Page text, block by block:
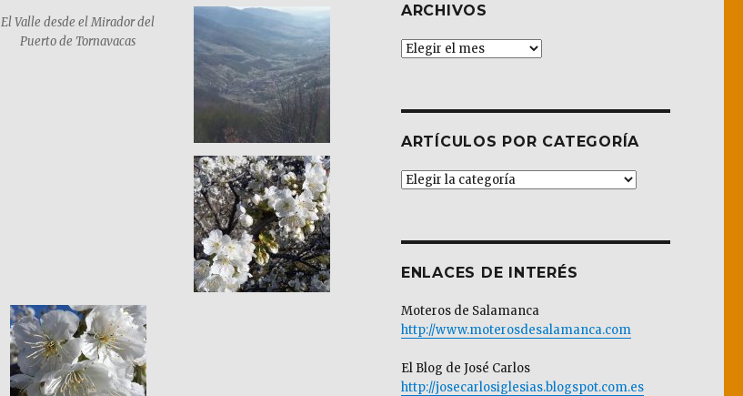
El Valle desde el Mirador del
Puerto de Tornavacas
ARCHIVOS
Archivos
ARTÍCULOS POR CATEGORÍA
Artículos
ENLACES DE INTERÉS
Moteros de Salamanca
http://www.moterosdesalamanca.com
El Blog de José Carlos
http://josecarlosiglesias.blogspot.com.es